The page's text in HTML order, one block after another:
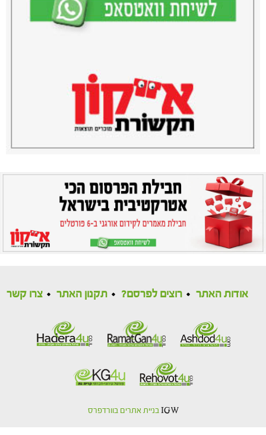
אודות האתר רוצים לפרסם? תקנון האתר צרו קשר
IGW בניית אתרים בוורדפרס